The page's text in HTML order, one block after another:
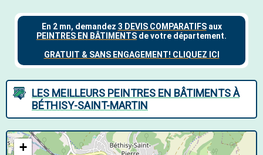
LES MEILLEURS PEINTRES EN BÂTIMENTS À
BÉTHISY-SAINT-MARTIN
+